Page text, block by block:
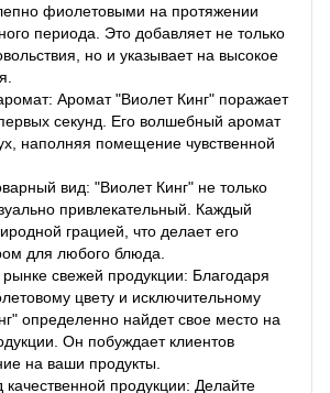
фиолетовыми на протяжении
периода. Это добавляет не только
но и указывает на высокое
Аромат "Виолет Кинг" поражает
секунд. Его волшебный аромат
наполняя помещение чувственной
вид: "Виолет Кинг" не только
привлекательный. Каждый
грацией, что делает его
для любого блюда.
свежей продукции: Благодаря
цвету и исключительному
определенно найдет свое место на
Он побуждает клиентов
на ваши продукты.
продукции: Делайте